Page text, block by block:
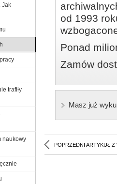
od 1993
Ponad
Zamów
Masz już
POPRZEDNI ARTYKUŁ Z
Jak
trafiły
naukowy